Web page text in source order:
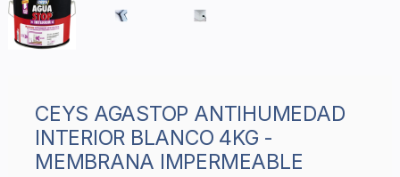
CEYS AGASTOP ANTIHUMEDAD
INTERIOR BLANCO 4KG -
MEMBRANA IMPERMEABLE